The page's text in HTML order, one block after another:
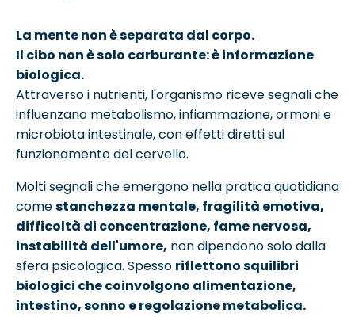
La mente non è separata dal corpo.
Il cibo non è solo carburante: è informazione
biologica.
Attraverso i nutrienti, l'organismo riceve segnali che
influenzano metabolismo, infiammazione, ormoni e
microbiota intestinale, con effetti diretti sul
funzionamento del cervello.
Molti segnali che emergono nella pratica quotidiana
comestanchezza mentale, fragilità emotiva,
difficoltà di concentrazione, fame nervosa,
instabilità dell'umore, non dipendono solo dalla
sfera psicologica. Spesso riflettono squilibri
biologici che coinvolgono alimentazione,
intestino, sonno e regolazione metabolica.